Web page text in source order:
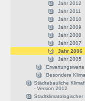
Jahr 2012
Jahr 2011
Jahr 2010
Jahr 2009
Jahr 2008
Jahr 2007
Jahr 2006
Jahr 2005
Erwartungswerte
Besondere
Städtebauliche
- Version 2012
Stadtklimatologischer